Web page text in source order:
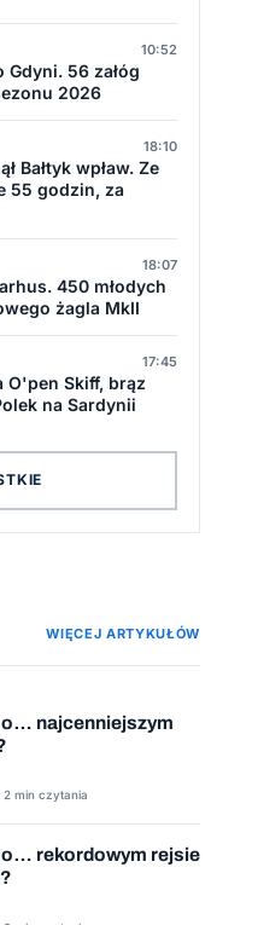
10:52
56 załóg
2026
18:10
Bałtyk wpław. Ze
55 godzin, za
18:07
450 młodych
żagla MkII
17:45
O'pen Skiff, brąz
na Sardynii
WIĘCEJ ARTYKUŁÓW
o… najcenniejszym
2 min czytania
o… rekordowym rejsie